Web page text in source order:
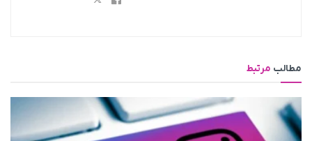
مطالب مرتبط